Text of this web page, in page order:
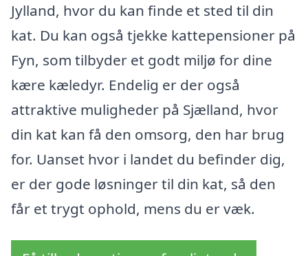
Jylland, hvor du kan finde et sted til din
kat. Du kan også tjekke kattepensioner på
Fyn, som tilbyder et godt miljø for dine
kære kæledyr. Endelig er der også
attraktive muligheder på Sjælland, hvor
din kat kan få den omsorg, den har brug
for. Uanset hvor i landet du befinder dig,
er der gode løsninger til din kat, så den
får et trygt ophold, mens du er væk.